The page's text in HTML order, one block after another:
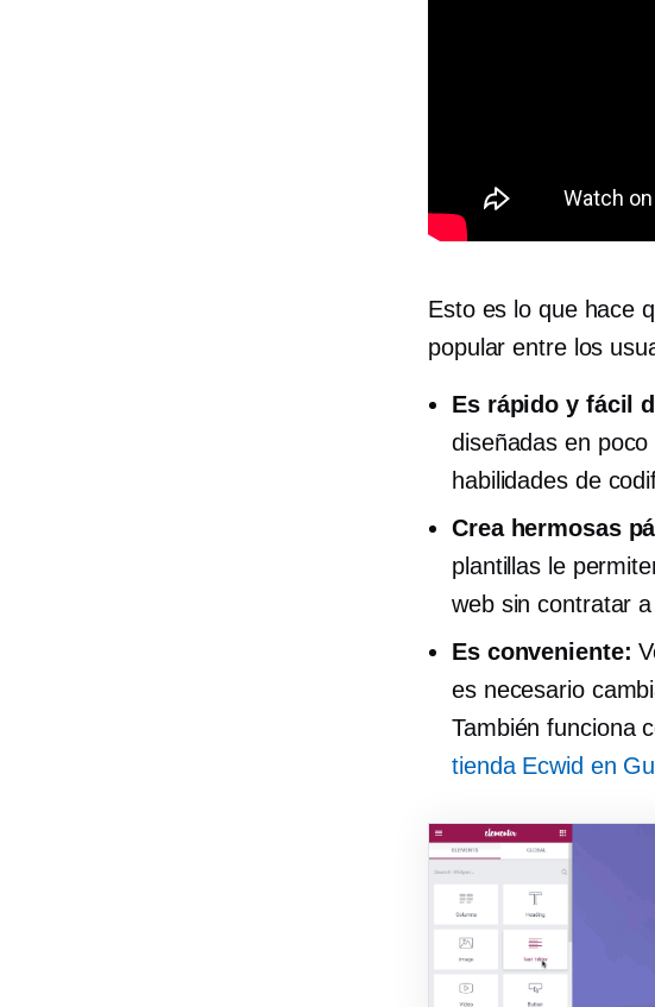
Esto es lo que hace
popular entre los
Es rápido y fácil
diseñadas en
habilidades de
Crea hermosas
plantillas le
web sin contratar
Es conveniente:
es necesario
También funciona
tienda Ecwid en